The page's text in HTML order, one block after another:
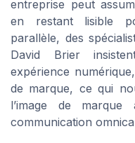
entreprise peut
en restant lisible
parallèle, des
David Brier
expérience
de marque, ce qui
l’image de
communication